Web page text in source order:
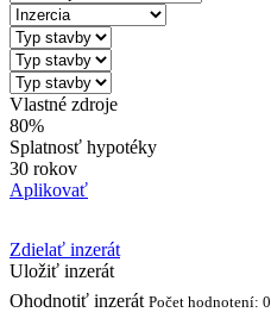
Vlastné zdroje
80%
Splatnosť hypotéky
30 rokov
Aplikovať
Zdielať inzerát
Uložiť inzerát
Ohodnotiť inzerát Počet hodnotení: 0